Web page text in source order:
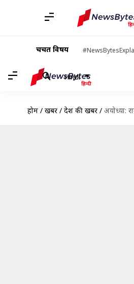
चर्चित विषय
Hindi
होम / खबरें / देश की खबरें / अयोध्या: